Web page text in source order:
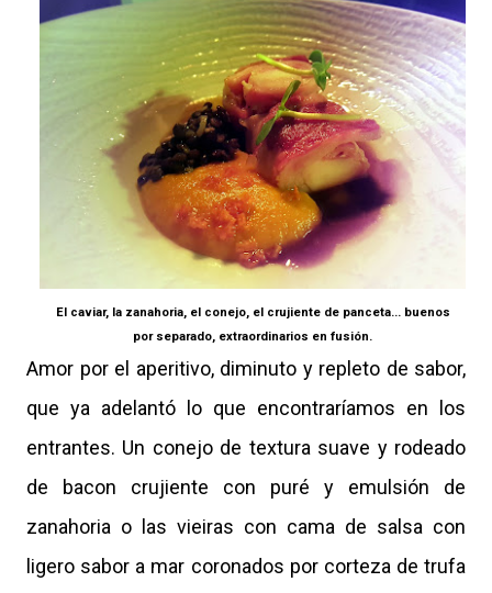
El caviar, la zanahoria, el conejo, el crujiente de panceta... buenos
por separado, extraordinarios en fusión.
Amor por el aperitivo, diminuto y repleto de sabor,
que ya adelantó lo que encontraríamos en los
entrantes. Un conejo de textura suave y rodeado
de bacon crujiente con puré y emulsión de
zanahoria o las vieiras con cama de salsa con
ligero sabor a mar coronados por corteza de trufa